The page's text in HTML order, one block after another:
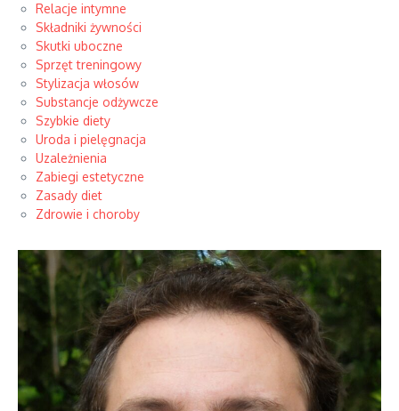
Relacje intymne
Składniki żywności
Skutki uboczne
Sprzęt treningowy
Stylizacja włosów
Substancje odżywcze
Szybkie diety
Uroda i pielęgnacja
Uzależnienia
Zabiegi estetyczne
Zasady diet
Zdrowie i choroby